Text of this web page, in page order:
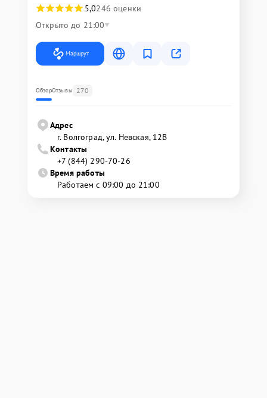
5,0246 оценки
Открыто до 21:00
Маршрут
ОбзорОтзывы 270
Адрес
г. Волгоград, ул. Невская, 12В
Контакты
+7 (844) 290-70-26
Время работы
Работаем с 09:00 до 21:00